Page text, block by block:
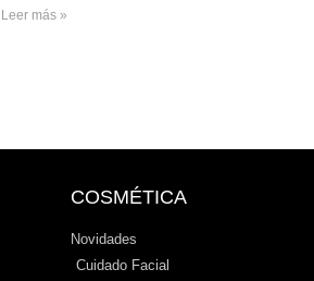
Leer más »
COSMÉTICA
Novidades
Cuidado Facial